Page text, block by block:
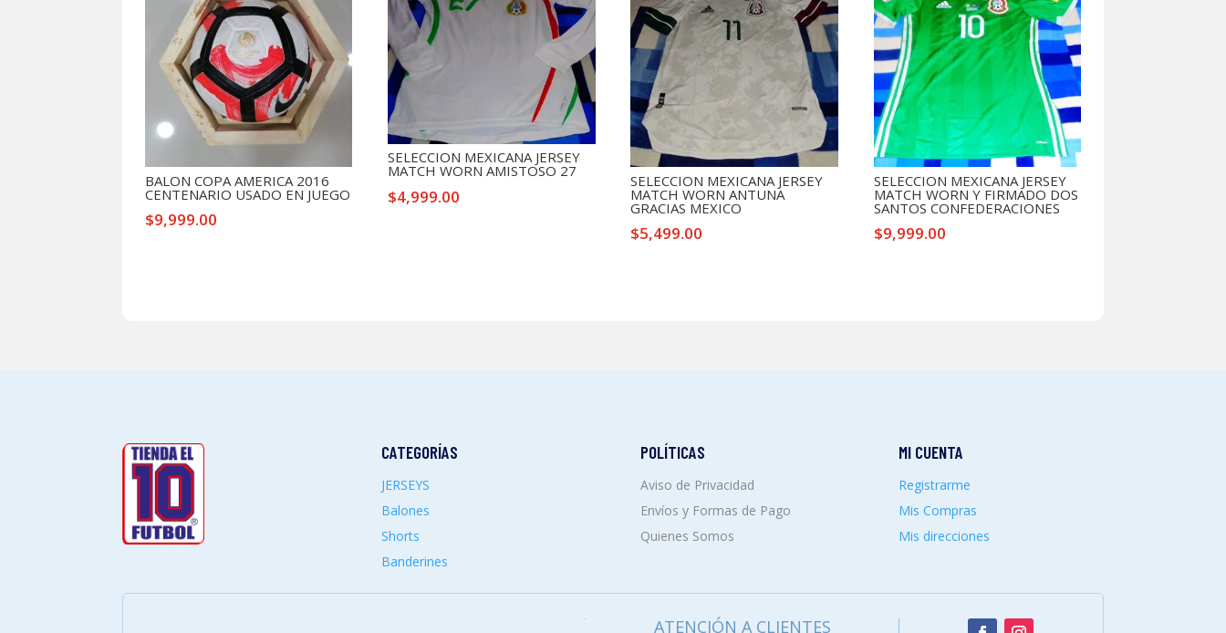
BALON COPA AMERICA 2016
CENTENARIO USADO EN JUEGO
$9,999.00
SELECCION MEXICANA JERSEY
MATCH WORN AMISTOSO 27
$4,999.00
SELECCION MEXICANA JERSEY
MATCH WORN ANTUNA
GRACIAS MEXICO
$5,499.00
SELECCION MEXICANA JERSEY
MATCH WORN Y FIRMADO DOS
SANTOS CONFEDERACIONES
$9,999.00
CATEGORÍAS
JERSEYS
Balones
Shorts
Banderines
POLÍTICAS
Aviso de Privacidad
Envíos y Formas de Pago
Quienes Somos
MI CUENTA
Registrarme
Mis Compras
Mis direcciones
ATENCIÓN A CLIENTES